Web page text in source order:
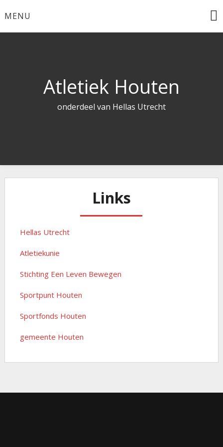
toMENU
Atletiek Houten
onderdeel van Hellas Utrecht
Links
Hellas Utrecht
Atletiekunie
Stichting Een Leven Bewegen
Sportpunt Houten
Sportfonds Houten
gemeente Houten